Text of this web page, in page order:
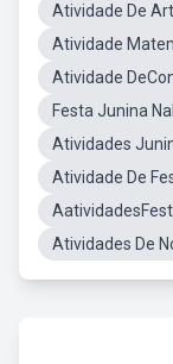
Atividade De
Atividade
Atividade
Festa Junina
Atividades
Atividade De
Atividades De